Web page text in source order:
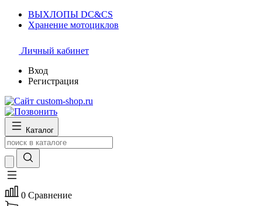
ВЫХЛОПЫ DC&CS
Хранение мотоциклов
Личный кабинет
Вход
Регистрация
Каталог
0 Сравнение